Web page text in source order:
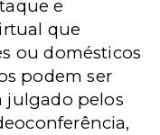
e
que
ou domésticos
podem ser
julgado pelos